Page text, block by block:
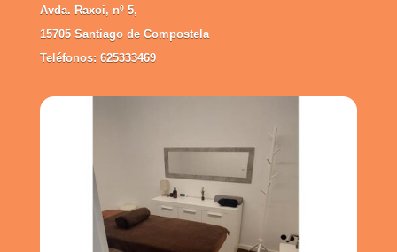
Avda. Raxoi, nº 5,
15705 Santiago de Compostela
Teléfonos: 625333469